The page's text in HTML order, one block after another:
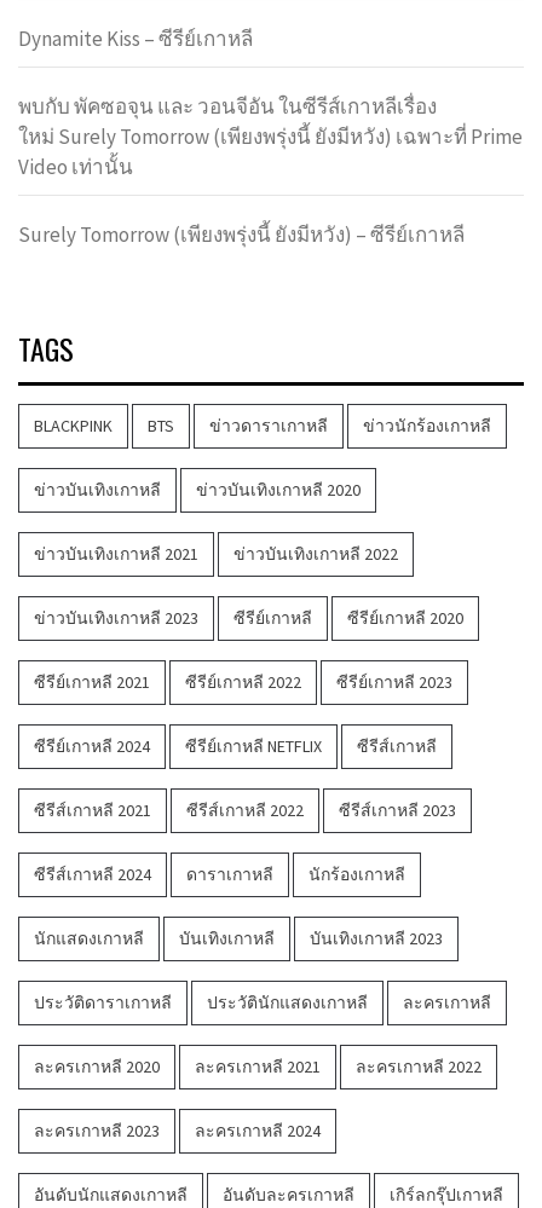
Dynamite Kiss – ซีรีย์เกาหลี
พบกับ พัคซอจุน และ วอนจีอัน ในซีรีส์เกาหลีเรื่อง
ใหม่ Surely Tomorrow (เพียงพรุ่งนี้ ยังมีหวัง) เฉพาะที่ Prime
Video เท่านั้น
Surely Tomorrow (เพียงพรุ่งนี้ ยังมีหวัง) – ซีรีย์เกาหลี
TAGS
BLACKPINK BTS ข่าวดาราเกาหลี ข่าวนักร้องเกาหลี
ข่าวบันเทิงเกาหลี ข่าวบันเทิงเกาหลี 2020
ข่าวบันเทิงเกาหลี 2021 ข่าวบันเทิงเกาหลี 2022
ข่าวบันเทิงเกาหลี 2023 ซีรีย์เกาหลี ซีรีย์เกาหลี 2020
ซีรีย์เกาหลี 2021 ซีรีย์เกาหลี 2022 ซีรีย์เกาหลี 2023
ซีรีย์เกาหลี 2024 ซีรีย์เกาหลี NETFLIX ซีรีส์เกาหลี
ซีรีส์เกาหลี 2021 ซีรีส์เกาหลี 2022 ซีรีส์เกาหลี 2023
ซีรีส์เกาหลี 2024 ดาราเกาหลี นักร้องเกาหลี
นักแสดงเกาหลี บันเทิงเกาหลี บันเทิงเกาหลี 2023
ประวัติดาราเกาหลี ประวัตินักแสดงเกาหลี ละครเกาหลี
ละครเกาหลี 2020 ละครเกาหลี 2021 ละครเกาหลี 2022
ละครเกาหลี 2023 ละครเกาหลี 2024
อันดับนักแสดงเกาหลี อันดับละครเกาหลี เกิร์ลกรุ๊ปเกาหลี